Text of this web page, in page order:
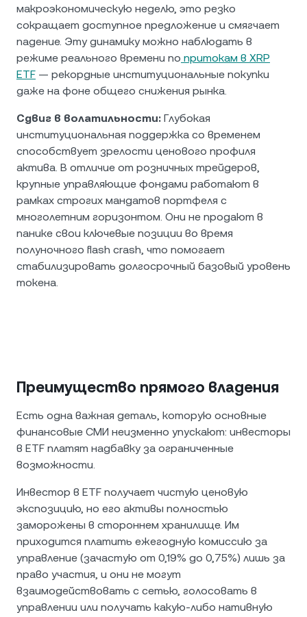
макроэкономическую неделю, это резко
сокращает доступное предложение и смягчает
падение. Эту динамику можно наблюдать в
режиме реального времени по притокам в XRP
ETF — рекордные институциональные покупки
даже на фоне общего снижения рынка.
Сдвиг в волатильности: Глубокая
институциональная поддержка со временем
способствует зрелости ценового профиля
актива. В отличие от розничных трейдеров,
крупные управляющие фондами работают в
рамках строгих мандатов портфеля с
многолетним горизонтом. Они не продают в
панике свои ключевые позиции во время
полуночного flash crash, что помогает
стабилизировать долгосрочный базовый уровень
токена.
Преимущество прямого владения
Есть одна важная деталь, которую основные
финансовые СМИ неизменно упускают: инвесторы
в ETF платят надбавку за ограниченные
возможности.
Инвестор в ETF получает чистую ценовую
экспозицию, но его активы полностью
заморожены в стороннем хранилище. Им
приходится платить ежегодную комиссию за
управление (зачастую от 0,19% до 0,75%) лишь за
право участия, и они не могут
взаимодействовать с сетью, голосовать в
управлении или получать какую-либо нативную